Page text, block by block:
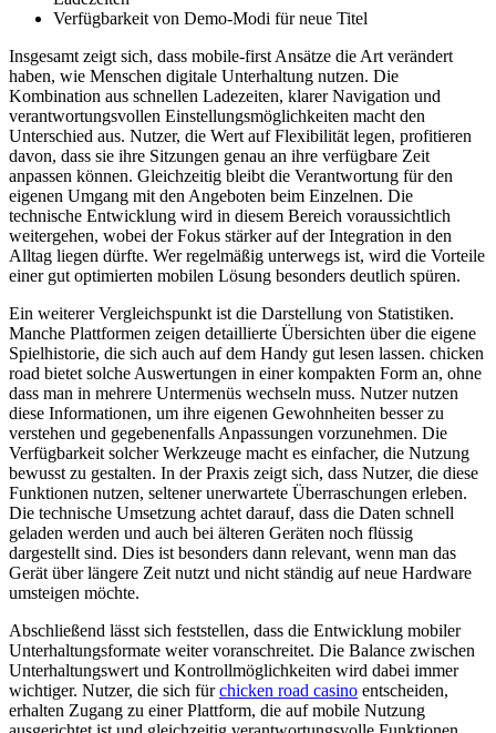
Verfügbarkeit von Demo-Modi für neue Titel
Insgesamt zeigt sich, dass mobile-first Ansätze die Art verändert
haben, wie Menschen digitale Unterhaltung nutzen. Die
Kombination aus schnellen Ladezeiten, klarer Navigation und
verantwortungsvollen Einstellungsmöglichkeiten macht den
Unterschied aus. Nutzer, die Wert auf Flexibilität legen, profitieren
davon, dass sie ihre Sitzungen genau an ihre verfügbare Zeit
anpassen können. Gleichzeitig bleibt die Verantwortung für den
eigenen Umgang mit den Angeboten beim Einzelnen. Die
technische Entwicklung wird in diesem Bereich voraussichtlich
weitergehen, wobei der Fokus stärker auf der Integration in den
Alltag liegen dürfte. Wer regelmäßig unterwegs ist, wird die Vorteile
einer gut optimierten mobilen Lösung besonders deutlich spüren.
Ein weiterer Vergleichspunkt ist die Darstellung von Statistiken.
Manche Plattformen zeigen detaillierte Übersichten über die eigene
Spielhistorie, die sich auch auf dem Handy gut lesen lassen. chicken
road bietet solche Auswertungen in einer kompakten Form an, ohne
dass man in mehrere Untermenüs wechseln muss. Nutzer nutzen
diese Informationen, um ihre eigenen Gewohnheiten besser zu
verstehen und gegebenenfalls Anpassungen vorzunehmen. Die
Verfügbarkeit solcher Werkzeuge macht es einfacher, die Nutzung
bewusst zu gestalten. In der Praxis zeigt sich, dass Nutzer, die diese
Funktionen nutzen, seltener unerwartete Überraschungen erleben.
Die technische Umsetzung achtet darauf, dass die Daten schnell
geladen werden und auch bei älteren Geräten noch flüssig
dargestellt sind. Dies ist besonders dann relevant, wenn man das
Gerät über längere Zeit nutzt und nicht ständig auf neue Hardware
umsteigen möchte.
Abschließend lässt sich feststellen, dass die Entwicklung mobiler
Unterhaltungsformate weiter voranschreitet. Die Balance zwischen
Unterhaltungswert und Kontrollmöglichkeiten wird dabei immer
wichtiger. Nutzer, die sich fürchicken road casino entscheiden,
erhalten Zugang zu einer Plattform, die auf mobile Nutzung